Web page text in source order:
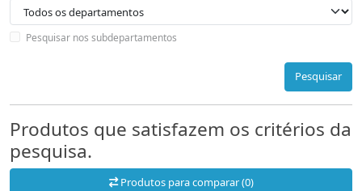
Pesquisar nos subdepartamentos
Pesquisar
Produtos que satisfazem os critérios da
pesquisa.
Produtos para comparar (0)